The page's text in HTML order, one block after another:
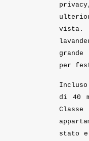
vista.
per
di 40
Classe
stato